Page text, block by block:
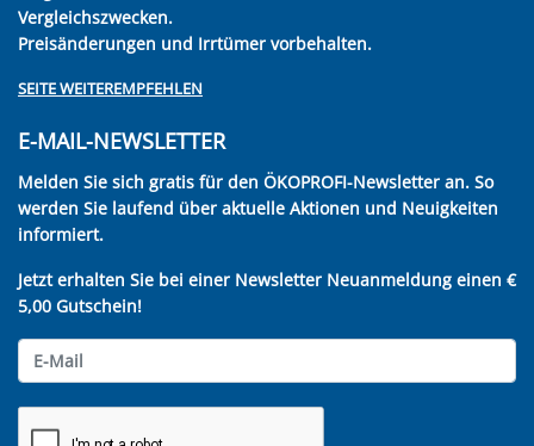
Vergleichszwecken.
Preisänderungen und Irrtümer vorbehalten.
SEITE WEITEREMPFEHLEN
E-MAIL-NEWSLETTER
Melden Sie sich gratis für den ÖKOPROFI-Newsletter an. So
werden Sie laufend über aktuelle Aktionen und Neuigkeiten
informiert.
Jetzt erhalten Sie bei einer Newsletter Neuanmeldung einen €
5,00 Gutschein!